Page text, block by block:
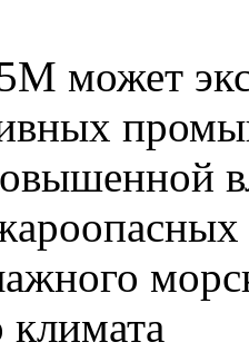
климата